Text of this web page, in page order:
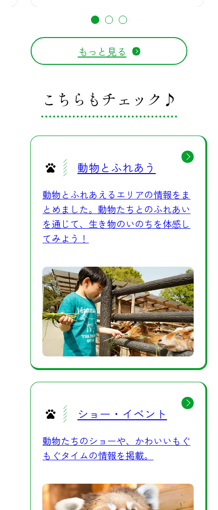
もっと見る
こちらもチェック♪
動物とふれあう
動物とふれあえるエリアの情報をま
とめました。動物たちとのふれあい
を通じて、生き物のいのちを体感し
てみよう！
ショー・イベント
動物たちのショーや、かわいいもぐ
もぐタイムの情報を掲載。